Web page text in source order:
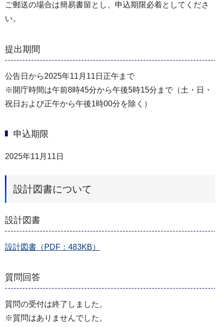
ご郵送の場合は簡易書留とし、申込期限必着としてくださ
い。
提出期間
公告日から2025年11月11日正午まで
※開庁時間は午前8時45分から午後5時15分まで（土・日・
祝日および正午から午後1時00分を除く）
申込期限
2025年11月11日
設計図書について
設計図書
設計図書（PDF：483KB）
質問回答
質問の受付は終了しました。
※質問はありませんでした。